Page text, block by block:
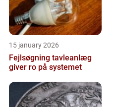
15 january 2026
Fejlsøgning tavleanlæg
giver ro på systemet